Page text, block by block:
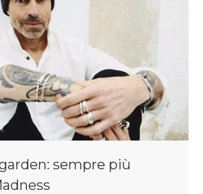
sempre più